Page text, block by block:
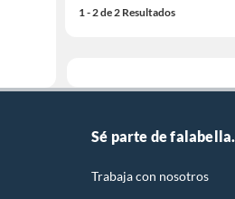
1 - 2 de 2 Resultados
Sé parte de
Trabaja con nosotros